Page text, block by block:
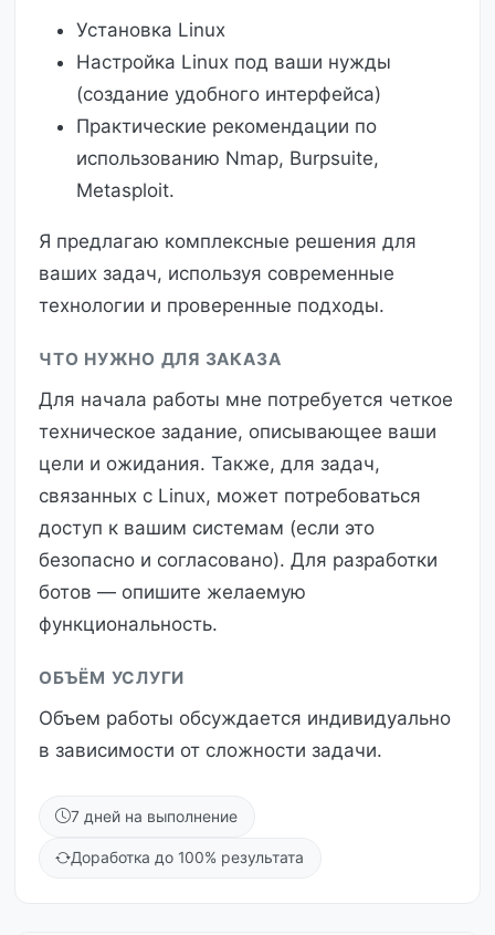
Установка Linux
Настройка Linux под ваши нужды
(создание удобного интерфейса)
Практические рекомендации по
использованию Nmap, Burpsuite,
Metasploit.
Я предлагаю комплексные решения для
ваших задач, используя современные
технологии и проверенные подходы.
ЧТО НУЖНО ДЛЯ ЗАКАЗА
Для начала работы мне потребуется четкое
техническое задание, описывающее ваши
цели и ожидания. Также, для задач,
связанных с Linux, может потребоваться
доступ к вашим системам (если это
безопасно и согласовано). Для разработки
ботов — опишите желаемую
функциональность.
ОБЪЁМ УСЛУГИ
Объем работы обсуждается индивидуально
в зависимости от сложности задачи.
7 дней на выполнение
Доработка до 100% результата